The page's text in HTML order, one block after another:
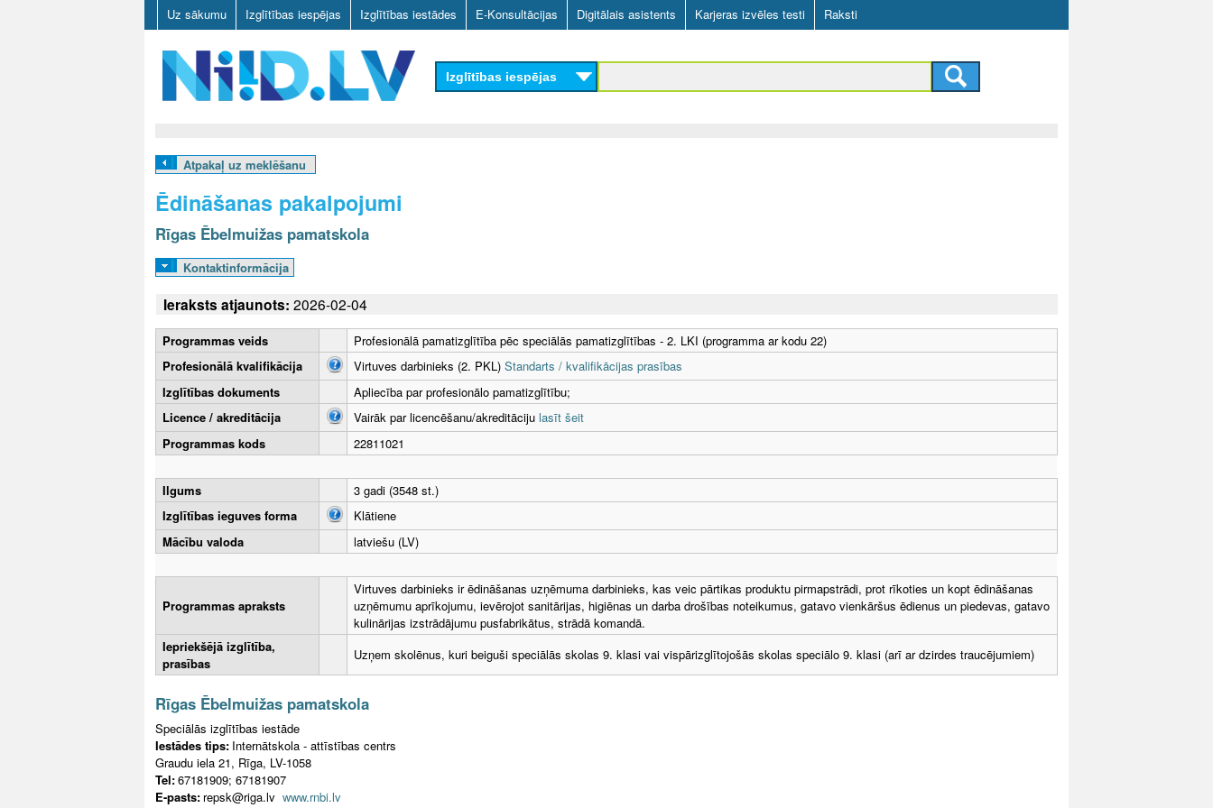
Skip
to
main
content
Uz sākumu Izglītības iespējas Izglītības iestādes E-Konsultācijas Digitālais asistents Karjeras izvēles testi Raksti
D
V
Izglītības iespējas
Atpakaļ uz meklēšanu
Ēdināšanas pakalpojumi
Rīgas Ēbelmuižas pamatskola
Kontaktinformācija
Ieraksts atjaunots: 2026-02-04
Programmas veids
Profesionālā pamatizglītība pēc speciālās pamatizglītības - 2. LKI (programma ar kodu 22)
Profesionālā kvalifikācija
Virtuves darbinieks (2. PKL) Standarts / kvalifikācijas prasības
Izglītības dokuments
Apliecība par profesionālo pamatizglītību;
Licence / akreditācija
Vairāk par licencēšanu/akreditāciju lasīt šeit
Programmas kods
22811021
Ilgums
3 gadi (3548 st.)
Izglītības ieguves forma
Klātiene
Mācību valoda
latviešu (LV)
Programmas apraksts
Virtuves darbinieks ir ēdināšanas uzņēmuma darbinieks, kas veic pārtikas produktu pirmapstrādi, prot rīkoties un kopt ēdināšanas
uzņēmumu aprīkojumu, ievērojot sanitārijas, higiēnas un darba drošības noteikumus, gatavo vienkāršus ēdienus un piedevas, gatavo
kulinārijas izstrādājumu pusfabrikātus, strādā komandā.
Iepriekšējā izglītība,
prasības
Uzņem skolēnus, kuri beiguši speciālās skolas 9. klasi vai vispārizglītojošās skolas speciālo 9. klasi (arī ar dzirdes traucējumiem)
Rīgas Ēbelmuižas pamatskola
Speciālās izglītības iestāde
Iestādes tips: Internātskola - attīstības centrs
Graudu iela 21, Rīga, LV-1058
Tel:67181909; 67181907
E-pasts: repsk@riga.lv www.rnbi.lv